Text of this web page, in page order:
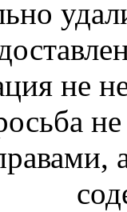
не